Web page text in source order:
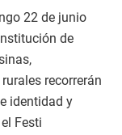
22 de junio
de
recorrerán
identidad y
Festi